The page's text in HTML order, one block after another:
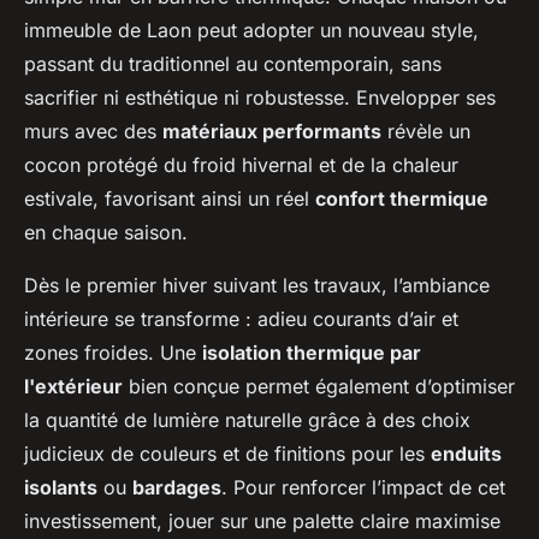
immeuble de Laon peut adopter un nouveau style,
passant du traditionnel au contemporain, sans
sacrifier ni esthétique ni robustesse. Envelopper ses
murs avec des matériaux performants révèle un
cocon protégé du froid hivernal et de la chaleur
estivale, favorisant ainsi un réel confort thermique
en chaque saison.
Dès le premier hiver suivant les travaux, l’ambiance
intérieure se transforme : adieu courants d’air et
zones froides. Une isolation thermique par
l'extérieur bien conçue permet également d’optimiser
la quantité de lumière naturelle grâce à des choix
judicieux de couleurs et de finitions pour les enduits
isolants ou bardages. Pour renforcer l’impact de cet
investissement, jouer sur une palette claire maximise